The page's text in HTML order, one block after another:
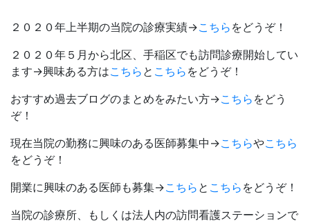
２０２０年上半期の当院の診療実績→こちら をどうぞ！
２０２０年５月から北区、手稲区でも訪問診療開始してい
ます→興味ある方はこちら と こちら をどうぞ！
おすすめ過去ブログのまとめをみたい方→こちら をどう
ぞ！
現在当院の勤務に興味のある医師募集中→こちらやこちら
をどうぞ！
開業に興味のある医師も募集→こちら と こちら をどうぞ！
当院の診療所、もしくは法人内の訪問看護ステーションで